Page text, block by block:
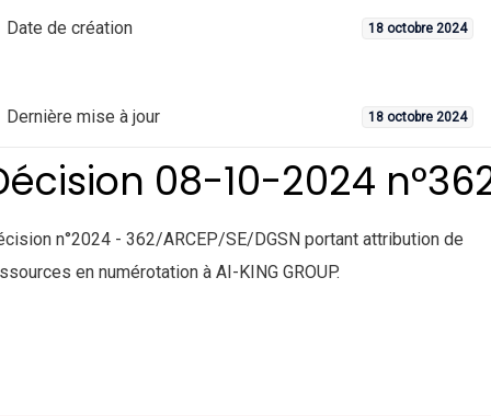
Date de création 18 octobre 2024
Dernière mise à jour 18 octobre 2024
08-10-2024
n°2024 - 362/ARCEP/SE/DGSN portant attribution de
en numérotation à AI-KING GROUP.